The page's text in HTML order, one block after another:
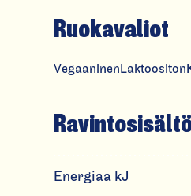
Ruokavaliot
VegaaninenLaktoositon
Energiaa kJ